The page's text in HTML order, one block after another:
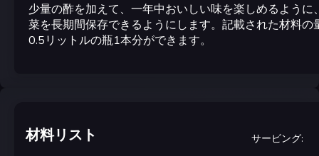
少量の酢を加えて、一年中おいしい味を楽しめるように
菜を長期間保存できるようにします。記載された材料の
0.5リットルの瓶1本分ができます。
材料リスト サービング: